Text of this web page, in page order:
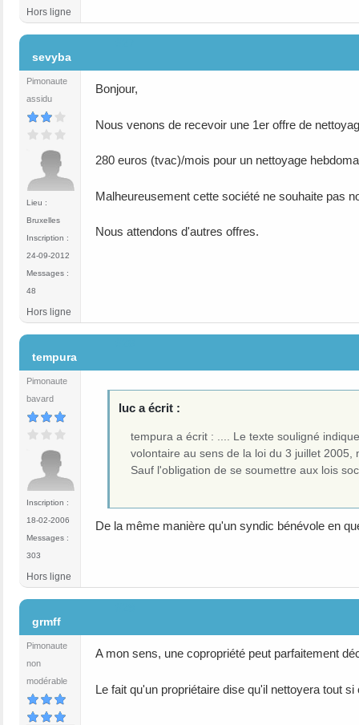
Hors ligne
sevyba
Pimonaute
assidu
Lieu :
Bruxelles
Inscription :
24-09-2012
Messages :
48
Bonjour,
Nous venons de recevoir une 1er offre de
280 euros (tvac)/mois pour un nettoyage
Malheureusement cette société ne souhaite pas
Nous attendons d'autres offres.
Hors ligne
tempura
Pimonaute
bavard
Inscription :
18-02-2006
Messages :
303
luc a écrit :
tempura a écrit : .... Le texte souligné
volontaire au sens de la loi du 3 juillet
Sauf l'obligation de se soumettre aux lois
De la même manière qu'un syndic bénévole en
Hors ligne
grmff
Pimonaute
non
modérable
A mon sens, une copropriété peut parfaitement
Le fait qu'un propriétaire dise qu'il nettoyera tout